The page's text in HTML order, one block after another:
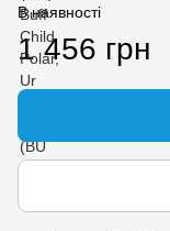
В наявності
1 456 грн